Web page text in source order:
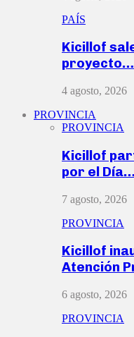
PAÍS
Kicillof
proyecto…
4 agosto, 2026
PROVINCIA
PROVINCIA
Kicillof
por el Día…
7 agosto, 2026
PROVINCIA
Kicillof
Atención
6 agosto, 2026
PROVINCIA